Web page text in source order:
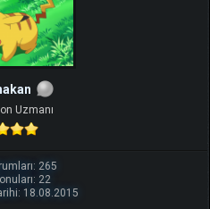
Uzmanı
265
22
18.08.2015